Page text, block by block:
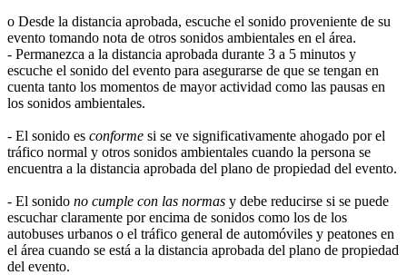
o Desde la distancia aprobada, escuche el sonido proveniente de su
evento tomando nota de otros sonidos ambientales en el área.
- Permanezca a la distancia aprobada durante 3 a 5 minutos y
escuche el sonido del evento para asegurarse de que se tengan en
cuenta tanto los momentos de mayor actividad como las pausas en
los sonidos ambientales.
- El sonido es conforme si se ve significativamente ahogado por el
tráfico normal y otros sonidos ambientales cuando la persona se
encuentra a la distancia aprobada del plano de propiedad del evento.
- El sonido no cumple con las normas y debe reducirse si se puede
escuchar claramente por encima de sonidos como los de los
autobuses urbanos o el tráfico general de automóviles y peatones en
el área cuando se está a la distancia aprobada del plano de propiedad
del evento.